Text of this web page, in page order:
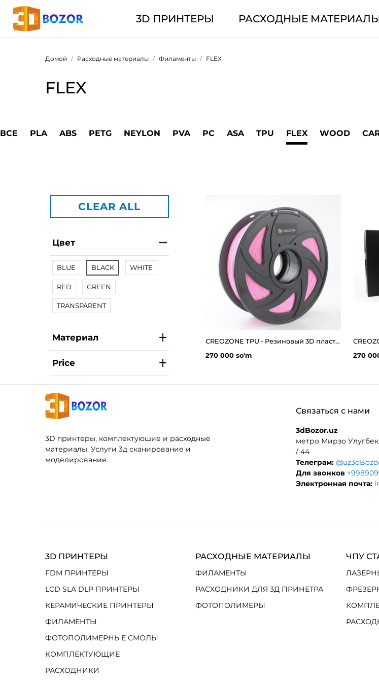
3D ПРИНТЕРЫ РАСХОДНЫЕ
Домой Расходные материалы Филаменты FLEX
FLEX
ВСЕ PLA ABS PETG NEYLON PVA PC ASA TPU FLEX WOOD
CLEAR ALL
Цвет
BLUE BLACK WHITE
RED GREEN
TRANSPARENT
Материал
Price
CREOZONE TPU - Резиновый 3D пластик филамент для 3д принтера. Наивысшего качества
270 000 so'm
270
3D принтеры, комплектуюшие и расходные
материалы. Услуги 3д сканирование и
моделирование.
Связаться с нами
3dBozor.uz
метро Мирзо
/ 44
Телеграм:
Для звонков
Электронная почта:
3D ПРИНТЕРЫ
FDM ПРИНТЕРЫ
LCD SLA DLP ПРИНТЕРЫ
КЕРАМИЧЕСКИЕ ПРИНТЕРЫ
ФИЛАМЕНТЫ
ФОТОПОЛИМЕРНЫЕ СМОЛЫ
КОМПЛЕКТУЮЩИЕ
РАСХОДНИКИ
РАСХОДНЫЕ МАТЕРИАЛЫ
ФИЛАМЕНТЫ
РАСХОДНИКИ ДЛЯ 3Д ПРИНЕТРА
ФОТОПОЛИМЕРЫ
ЧПУ